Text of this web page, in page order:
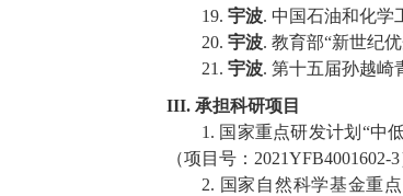
19. 宇波. 中国石油和化学
20. 宇波. 教育部“新世纪
21. 宇波. 第十五届孙越崎
III. 承担科研项目
1. 国家重点研发计划“中
（项目号： 2021YFB4001602-3
2. 国家自然科学基金重